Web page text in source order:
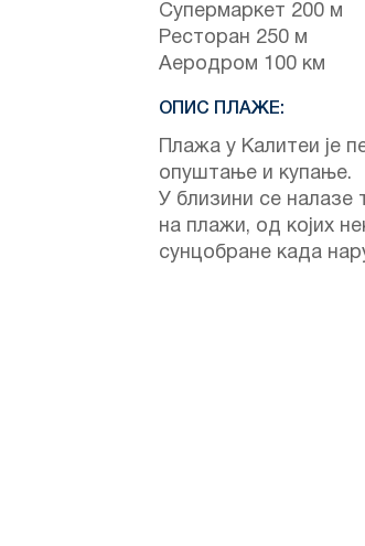
Супермаркет 200 м
Ресторан 250 м
Аеродром 100 км
ОПИС ПЛАЖЕ:
Плажа у Калитеи је
опуштање и купање.
У близини се налазе
на плажи, од којих
сунцобране када